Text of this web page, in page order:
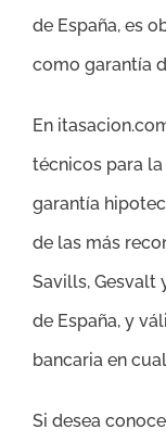
de España, es
como garantía
En
técnicos para
garantía
de las más
Savills, Gesvalt
de España, y
bancaria en
Si desea